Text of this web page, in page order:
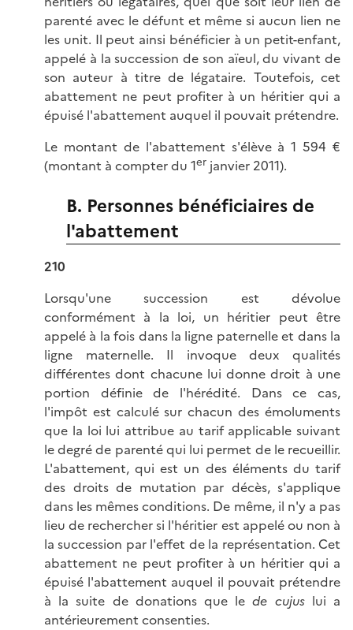
parenté avec le défunt et même si aucun lien ne
les unit. Il peut ainsi bénéficier à un petit-enfant,
appelé à la succession de son aïeul, du vivant de
son auteur à titre de légataire. Toutefois, cet
abattement ne peut profiter à un héritier qui a
épuisé l'abattement auquel il pouvait prétendre.
Le montant de l'abattement s'élève à 1 594 €
(montant à compter du 1er janvier 2011).
B. Personnes bénéficiaires de
l'abattement
210
Lorsqu'une succession est dévolue
conformément à la loi, un héritier peut être
appelé à la fois dans la ligne paternelle et dans la
ligne maternelle. Il invoque deux qualités
différentes dont chacune lui donne droit à une
portion définie de l'hérédité. Dans ce cas,
l'impôt est calculé sur chacun des émoluments
que la loi lui attribue au tarif applicable suivant
le degré de parenté qui lui permet de le recueillir.
L'abattement, qui est un des éléments du tarif
des droits de mutation par décès, s'applique
dans les mêmes conditions. De même, il n'y a pas
lieu de rechercher si l'héritier est appelé ou non à
la succession par l'effet de la représentation. Cet
abattement ne peut profiter à un héritier qui a
épuisé l'abattement auquel il pouvait prétendre
à la suite de donations que lede cujuslui a
antérieurement consenties.